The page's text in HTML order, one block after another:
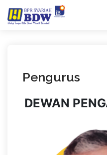
Pengurus
DEWAN